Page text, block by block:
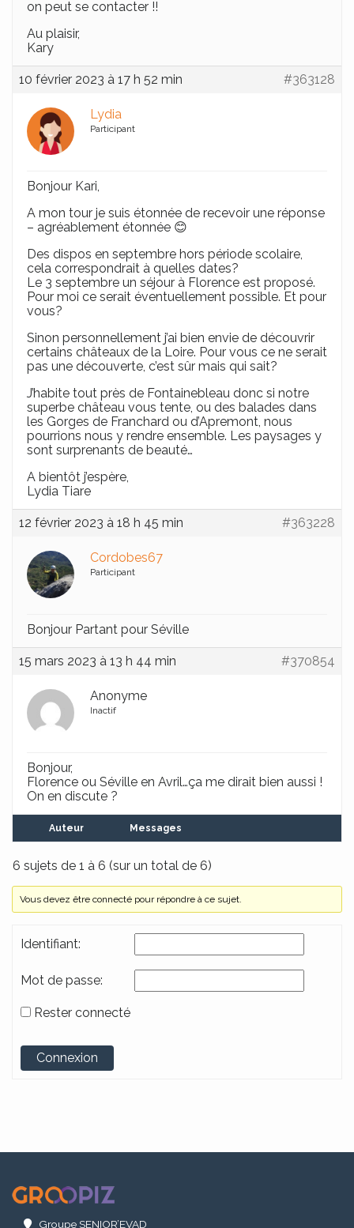
on peut se contacter !!
Au plaisir,
Kary
10 février 2023 à 17 h 52 min #363128
Lydia
Participant
Bonjour Kari,
A mon tour je suis étonnée de recevoir une réponse
– agréablement étonnée 😊
Des dispos en septembre hors période scolaire,
cela correspondrait à quelles dates?
Le 3 septembre un séjour à Florence est proposé.
Pour moi ce serait éventuellement possible. Et pour
vous?
Sinon personnellement j’ai bien envie de découvrir
certains châteaux de la Loire. Pour vous ce ne serait
pas une découverte, c’est sûr mais qui sait?
J’habite tout près de Fontainebleau donc si notre
superbe château vous tente, ou des balades dans
les Gorges de Franchard ou d’Apremont, nous
pourrions nous y rendre ensemble. Les paysages y
sont surprenants de beauté…
A bientôt j’espère,
Lydia Tiare
12 février 2023 à 18 h 45 min #363228
Cordobes67
Participant
Bonjour Partant pour Séville
15 mars 2023 à 13 h 44 min #370854
Anonyme
Inactif
Bonjour,
Florence ou Séville en Avril…ça me dirait bien aussi !
On en discute ?
Auteur Messages
6 sujets de 1 à 6 (sur un total de 6)
Vous devez être connecté pour répondre à ce sujet.
Identifiant:
Mot de passe:
Rester connecté
Alternative:
Connexion
Groupe SENIOR’EVAD